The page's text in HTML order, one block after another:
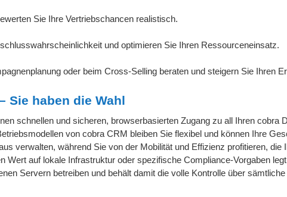
Sie Ihre Vertriebschancen realistisch.
und optimieren Sie Ihren Ressourceneinsatz.
oder beim Cross-Selling beraten und steigern Sie Ihren
Sie haben die Wahl
schnellen und sicheren, browserbasierten Zugang zu all Ihren cobra
von cobra CRM bleiben Sie flexibel und können Ihre
verwalten, während Sie von der Mobilität und Effizienz profitieren, die
Wert auf lokale Infrastruktur oder spezifische Compliance-Vorgaben
Servern betreiben und behält damit die volle Kontrolle über